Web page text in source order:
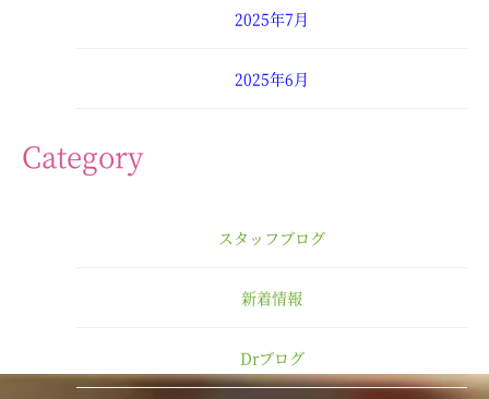
2025年7月
2025年6月
2024年12月
Category
スタッフブログ
新着情報
Drブログ